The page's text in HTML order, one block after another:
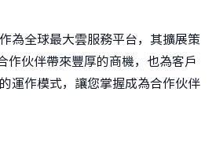
為全球最大雲服務平台，其擴展策
作伙伴帶來豐厚的商機，也為客戶
運作模式，讓您掌握成為合作伙伴